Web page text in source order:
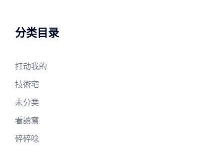
分类目录
打动我的
技術宅
未分类
看讀寫
碎碎唸